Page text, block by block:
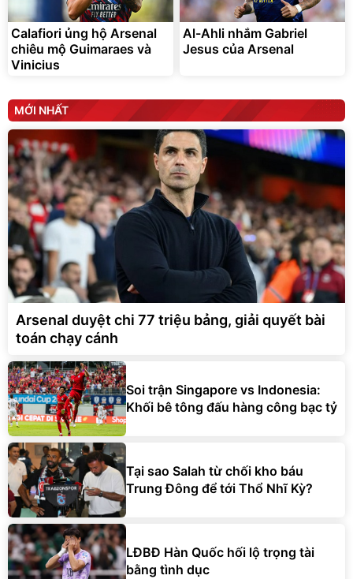
Calafiori ủng hộ Arsenal
chiêu mộ Guimaraes và
Vinicius
Al-Ahli nhắm Gabriel
Jesus của Arsenal
MỚI NHẤT
Arsenal duyệt chi 77 triệu bảng, giải quyết bài
toán chạy cánh
Soi trận Singapore vs Indonesia:
Khối bê tông đấu hàng công bạc tỷ
Tại sao Salah từ chối kho báu
Trung Đông để tới Thổ Nhĩ Kỳ?
LĐBĐ Hàn Quốc hối lộ trọng tài
bằng tình dục